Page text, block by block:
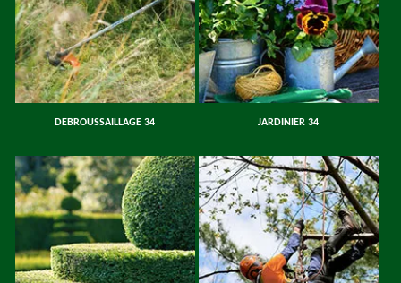
DEBROUSSAILLAGE 34 JARDINIER 34